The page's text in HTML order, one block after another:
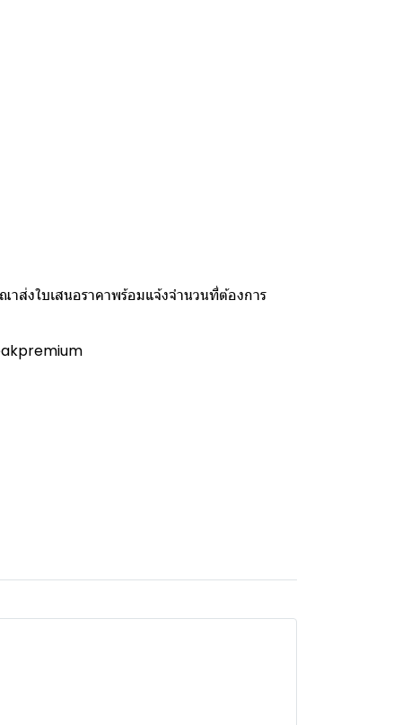
ส่งใบเสนอราคาพร้อมแจ้งจำนวนที่ต้องการ